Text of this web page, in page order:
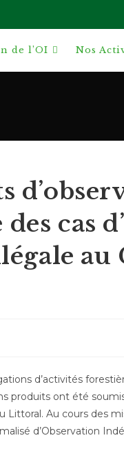
de l’OI Nos
cas
au
d’activités
produits ont été
Au cours des
d’Observation